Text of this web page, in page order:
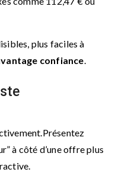
plus faciles à
confiance.
Présentez
à côté d’une offre plus